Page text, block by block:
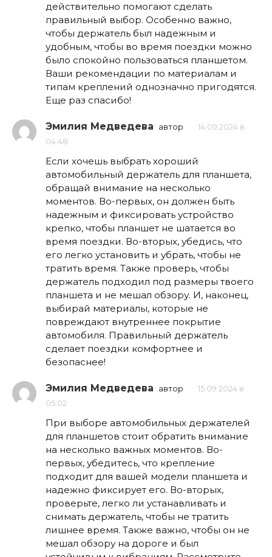
действительно помогают сделать
правильный выбор. Особенно важно,
чтобы держатель был надежным и
удобным, чтобы во время поездки можно
было спокойно пользоваться планшетом.
Ваши рекомендации по материалам и
типам креплений однозначно пригодятся.
Еще раз спасибо!
Эмилия Медведева автор
14.09.2024 в
04:48
Если хочешь выбрать хороший
автомобильный держатель для планшета,
обращай внимание на несколько
моментов. Во-первых, он должен быть
надежным и фиксировать устройство
крепко, чтобы планшет не шатается во
время поездки. Во-вторых, убедись, что
его легко установить и убрать, чтобы не
тратить время. Также проверь, чтобы
держатель подходил под размеры твоего
планшета и не мешал обзору. И, наконец,
выбирай материалы, которые не
повреждают внутреннее покрытие
автомобиля. Правильный держатель
сделает поездки комфортнее и
безопаснее!
Эмилия Медведева автор
15.09.2024 в
05:02
При выборе автомобильных держателей
для планшетов стоит обратить внимание
на несколько важных моментов. Во-
первых, убедитесь, что крепление
подходит для вашей модели планшета и
надежно фиксирует его. Во-вторых,
проверьте, легко ли устанавливать и
снимать держатель, чтобы не тратить
лишнее время. Также важно, чтобы он не
мешал обзору на дороге и был